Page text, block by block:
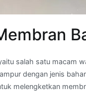
salah satu macam
dengan jenis
melengketkan